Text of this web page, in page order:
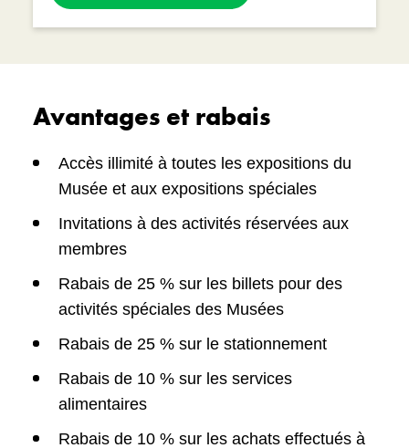
Avantages et rabais
Accès illimité à toutes les expositions du
Musée et aux expositions spéciales
Invitations à des activités réservées aux
membres
Rabais de 25 % sur les billets pour des
activités spéciales des Musées
Rabais de 25 % sur le stationnement
Rabais de 10 % sur les services
alimentaires
Rabais de 10 % sur les achats effectués à